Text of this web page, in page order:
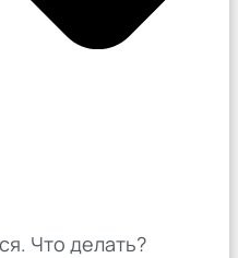
Что делать?